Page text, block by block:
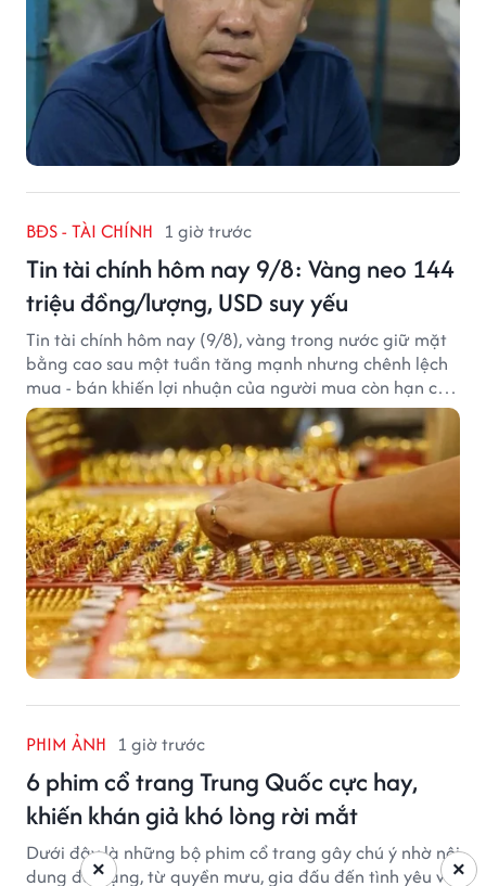
BĐS - TÀI CHÍNH 1 giờ trước
Tin tài chính hôm nay 9/8: Vàng neo 144
triệu đồng/lượng, USD suy yếu
Tin tài chính hôm nay (9/8), vàng trong nước giữ mặt
bằng cao sau một tuần tăng mạnh nhưng chênh lệch
mua - bán khiến lợi nhuận của người mua còn hạn chế,
trong khi USD chịu sức ép sau dữ liệu việc làm Mỹ gây
thất vọng.
PHIM ẢNH 1 giờ trước
6 phim cổ trang Trung Quốc cực hay,
khiến khán giả khó lòng rời mắt
Dưới đây là những bộ phim cổ trang gây chú ý nhờ nội
dung đa dạng, từ quyền mưu, gia đấu đến tình yêu và×
×